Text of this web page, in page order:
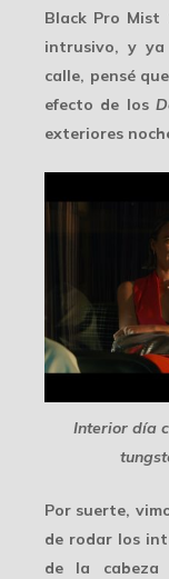
Black Pro Mist
intrusivo, y
calle, pensé
efecto de los
exteriores
Interior día
Por suerte,
de rodar los
de la